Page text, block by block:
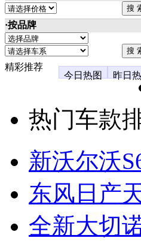
·按品牌
精彩推荐
今日热图
昨日
热门车款
新沃尔沃
东风日产
全新大切